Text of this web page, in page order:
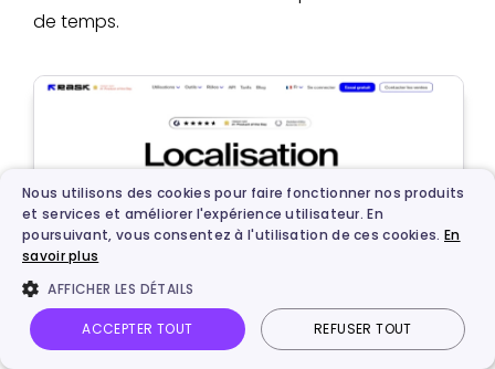
de temps.
Nous utilisons des cookies pour faire fonctionner nos produits
et services et améliorer l'expérience utilisateur. En
poursuivant, vous consentez à l'utilisation de ces cookies. En
savoir plus
AFFICHER LES DÉTAILS
ACCEPTER TOUT REFUSER TOUT